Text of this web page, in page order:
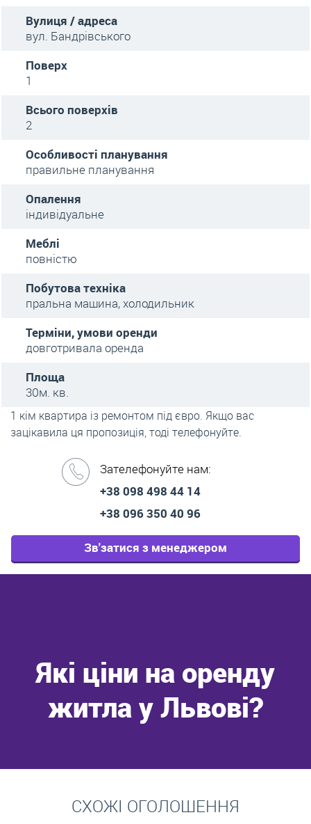
Вулиця / адреса
вул. Бандрівського
Поверх
1
Всього поверхів
2
Особливості планування
правильне планування
Опалення
індивідуальне
Меблі
повністю
Побутова техніка
пральна машина, холодильник
Терміни, умови оренди
довготривала оренда
Площа
30м. кв.
1 кім квартира із ремонтом під євро. Якщо вас
зацікавила ця пропозиція, тоді телефонуйте.
Зателефонуйте нам:
+38 098 498 44 14
+38 096 350 40 96
Зв'затися з менеджером
Які ціни на оренду
житла у Львові?
СХОЖІ ОГОЛОШЕННЯ